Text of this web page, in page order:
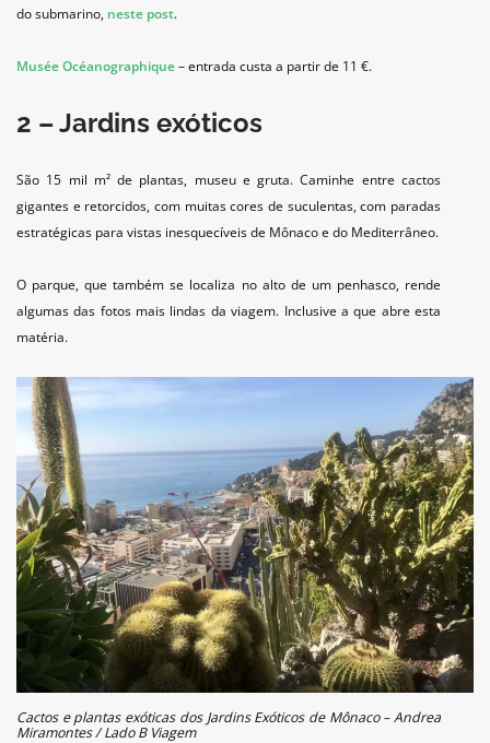
do submarino, neste post.
Musée Océanographique– entrada custa a partir de 11 €.
2 – Jardins exóticos
São 15 mil m²de plantas, museu e gruta. Caminhe entre cactos
gigantes e retorcidos, com muitas cores de suculentas, com paradas
estratégicas para vistas inesquecíveis de Mônaco e do Mediterrâneo.
O parque, que também se localiza no alto de um penhasco, rende
algumas das fotos mais lindas da viagem. Inclusive a que abre esta
matéria.
Cactos e plantas exóticas dos Jardins Exóticos de Mônaco – Andrea
Miramontes / Lado B Viagem